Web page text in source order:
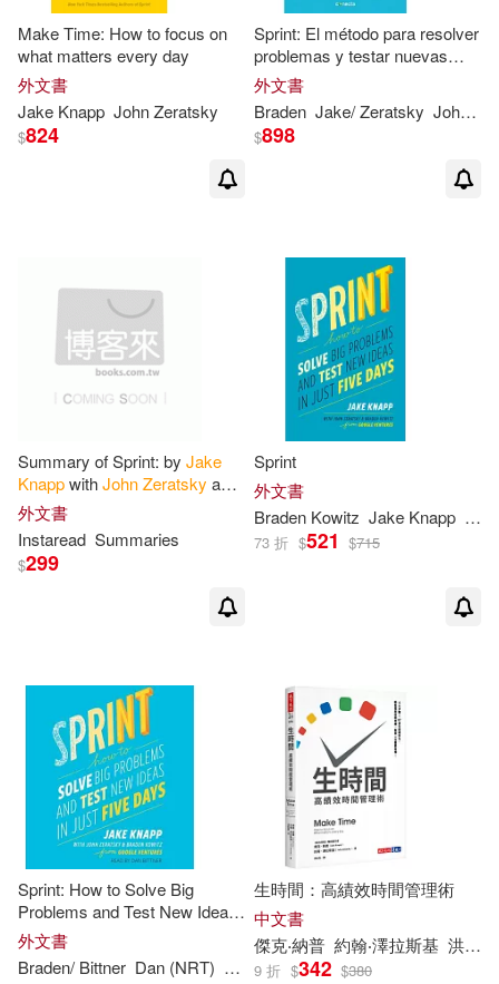
Make Time: How to focus on
what matters every day
外文書
Jake Knapp JohnZeratsky
$824
Sprint: El método para resolver
problemas y testar nuevas
ideas en sólo cinco días / How
to Solve Big Problems and
Test New Idea
外文書
Braden Jake/Zeratsky John /
$898
Summary of Sprint: by Jake
KnappwithJohnZeratsky and
Braden Kowitz - Includes
Analysis
外文書
Instaread Summaries
$299
Sprint
外文書
Braden Kowitz Jake Knapp John
73 折 $521 $715
Sprint: How to Solve Big
Problems and Test New Ideas
in Just 5 Days
外文書
Braden/ Bittner Dan (NRT) Jake/Zeratsky John
生時間：高績效時間管理術
中文書
傑克‧納普 約翰‧澤拉斯基 洪世民
9 折 $342 $380